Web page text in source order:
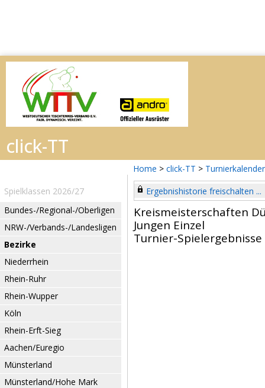
Home > click-TT > Turnierkalender
Spielklassen 2026/27
Bundes-/Regional-/Oberligen
NRW-/Verbands-/Landesligen
Bezirke
Niederrhein
Rhein-Ruhr
Rhein-Wupper
Köln
Rhein-Erft-Sieg
Aachen/Euregio
Münsterland
Münsterland/Hohe Mark
Ergebnishistorie freischalten ...
Kreismeisterschaften
Jungen Einzel
Turnier-Spielergebnisse